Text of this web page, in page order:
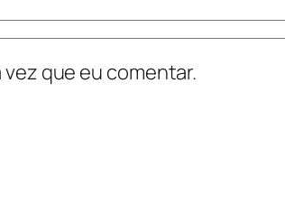
que eu comentar.